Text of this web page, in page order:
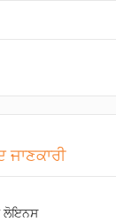
ਜਾਣਕਾਰੀ
ਲੋਇਨਸ